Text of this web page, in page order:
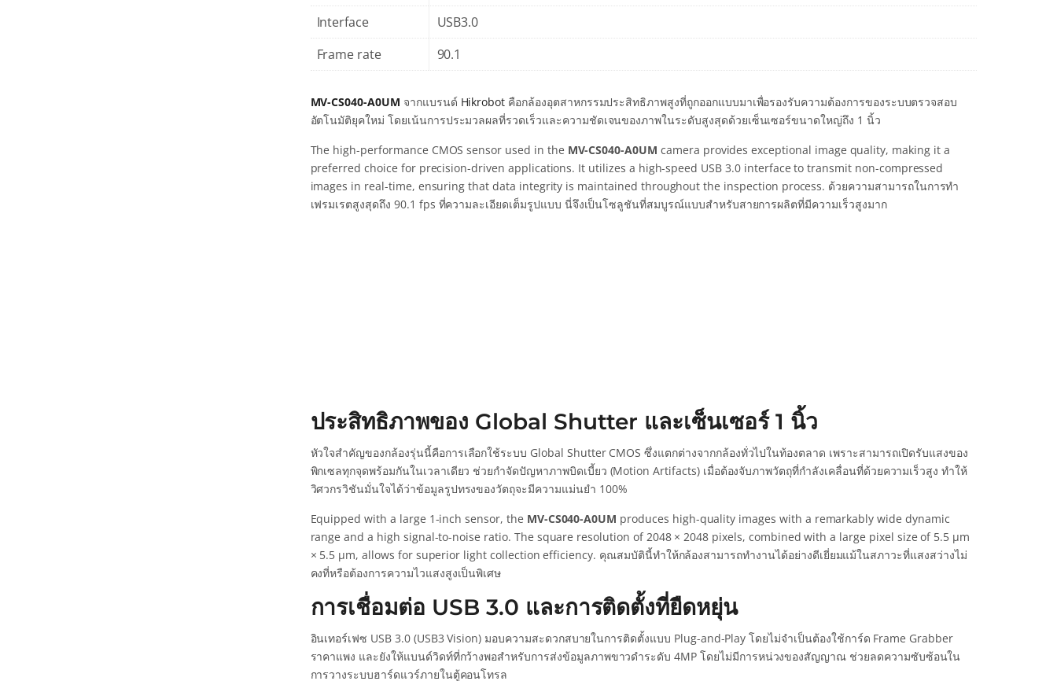
Interface
USB3.0
Frame rate
90.1
MV-CS040-A0UM จากแบรนด์ Hikrobot คือกล้องอุตสาหกรรมประสิทธิภาพสูงที่ถูกออกแบบมาเพื่อรองรับความต้องการของระบบตรวจสอบ
อัตโนมัติยุคใหม่ โดยเน้นการประมวลผลที่รวดเร็วและความชัดเจนของภาพในระดับสูงสุดด้วยเซ็นเซอร์ขนาดใหญ่ถึง 1 นิ้ว
The high-performance CMOS sensor used in the MV-CS040-A0UM camera provides exceptional image quality, making it a
preferred choice for precision-driven applications. It utilizes a high-speed USB 3.0 interface to transmit non-compressed
images in real-time, ensuring that data integrity is maintained throughout the inspection process. ด้วยความสามารถในการทำ
เฟรมเรตสูงสุดถึง 90.1 fps ที่ความละเอียดเต็มรูปแบบ นี่จึงเป็นโซลูชันที่สมบูรณ์แบบสำหรับสายการผลิตที่มีความเร็วสูงมาก
ประสิทธิภาพของ Global Shutter และเซ็นเซอร์ 1 นิ้ว
หัวใจสำคัญของกล้องรุ่นนี้คือการเลือกใช้ระบบ Global Shutter CMOS ซึ่งแตกต่างจากกล้องทั่วไปในท้องตลาด เพราะสามารถเปิดรับแสงของ
พิกเซลทุกจุดพร้อมกันในเวลาเดียว ช่วยกำจัดปัญหาภาพบิดเบี้ยว (Motion Artifacts) เมื่อต้องจับภาพวัตถุที่กำลังเคลื่อนที่ด้วยความเร็วสูง ทำให้
วิศวกรวิชันมั่นใจได้ว่าข้อมูลรูปทรงของวัตถุจะมีความแม่นยำ 100%
Equipped with a large 1-inch sensor, the MV-CS040-A0UM produces high-quality images with a remarkably wide dynamic
range and a high signal-to-noise ratio. The square resolution of 2048 × 2048 pixels, combined with a large pixel size of 5.5 μm
× 5.5 μm, allows for superior light collection efficiency. คุณสมบัตินี้ทำให้กล้องสามารถทำงานได้อย่างดีเยี่ยมแม้ในสภาวะที่แสงสว่างไม่
คงที่หรือต้องการความไวแสงสูงเป็นพิเศษ
การเชื่อมต่อ USB 3.0 และการติดตั้งที่ยืดหยุ่น
อินเทอร์เฟซ USB 3.0 (USB3 Vision) มอบความสะดวกสบายในการติดตั้งแบบ Plug-and-Play โดยไม่จำเป็นต้องใช้การ์ด Frame Grabber
ราคาแพง และยังให้แบนด์วิดท์ที่กว้างพอสำหรับการส่งข้อมูลภาพขาวดำระดับ 4MP โดยไม่มีการหน่วงของสัญญาณ ช่วยลดความซับซ้อนใน
การวางระบบฮาร์ดแวร์ภายในตู้คอนโทรล